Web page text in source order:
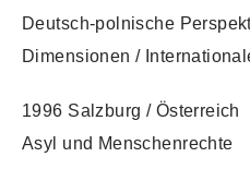
Deutsch-polnische
Dimensionen /
1996 Salzburg / Österreich
Asyl und Menschenrechte